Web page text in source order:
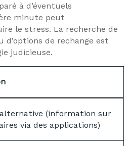
à d’éventuels
minute peut
le stress. La recherche de
d’options de rechange est
judicieuse.
alternative (information sur
via des applications)